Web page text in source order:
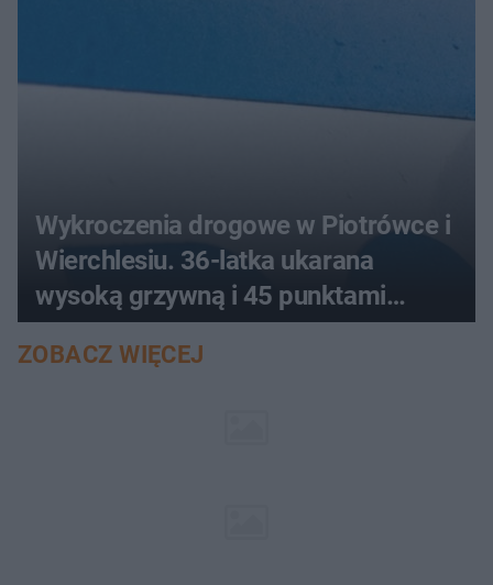
Wykroczenia drogowe w Piotrówce i
Wierchlesiu. 36-latka ukarana
wysoką grzywną i 45 punktami
karnymi
ZOBACZ WIĘCEJ